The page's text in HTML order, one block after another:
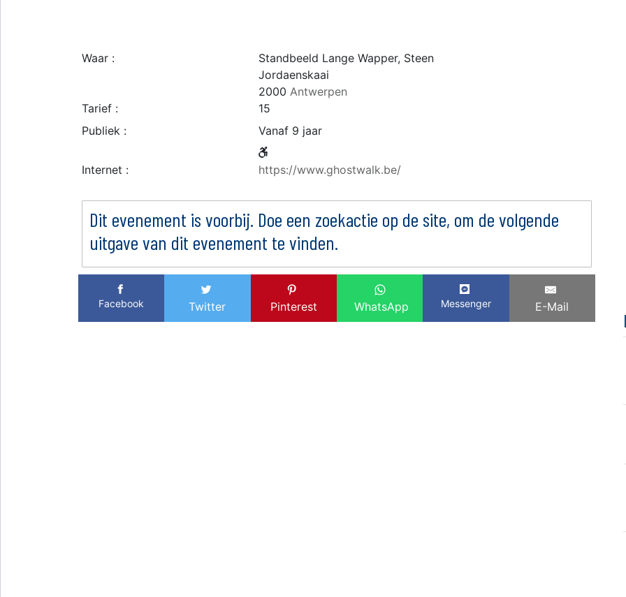
Waar :
Standbeeld Lange Wapper, Steen
Jordaenskaai
2000 Antwerpen
Tarief :
15
Publiek :
Vanaf 9 jaar
Internet : https://www.ghostwalk.be/
Dit evenement is voorbij. Doe een zoekactie op de site, om de volgende
uitgave van dit evenement te vinden.
Facebook Twitter Pinterest WhatsApp Messenger E-Mail